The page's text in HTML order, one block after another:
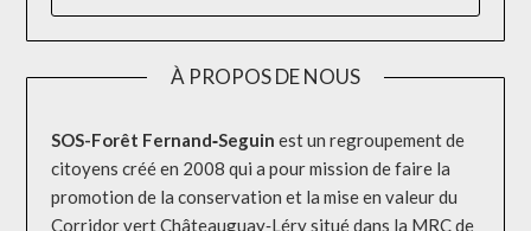
À PROPOS DE NOUS
SOS-Forêt Fernand‐Seguin est un regroupement de
citoyens créé en 2008 qui a pour mission de faire la
promotion de la conservation et la mise en valeur du
Corridor vert Châteauguay‐Léry situé dans la MRC de